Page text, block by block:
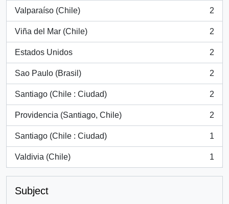
Valparaíso (Chile)
, 2 results
2
Viña del Mar (Chile)
, 2 results
2
Estados Unidos
, 2 results
2
Sao Paulo (Brasil)
, 2 results
2
Santiago (Chile : Ciudad)
, 2 results
2
Providencia (Santiago, Chile)
, 2 results
2
Santiago (Chile : Ciudad)
, 1 results
1
Valdivia (Chile)
, 1 results
1
Subject